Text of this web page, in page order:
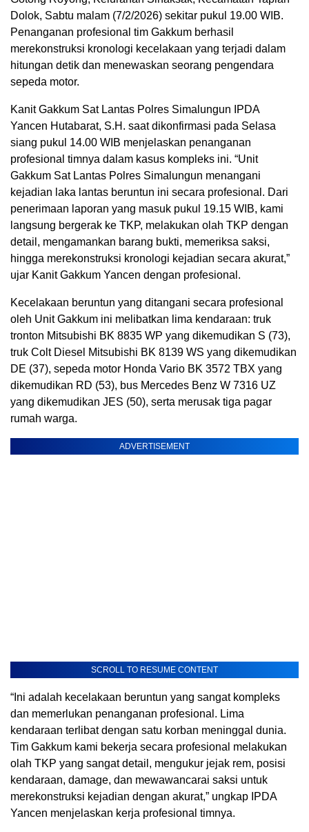
Dolok, Sabtu malam (7/2/2026) sekitar pukul 19.00 WIB.
Penanganan profesional tim Gakkum berhasil
merekonstruksi kronologi kecelakaan yang terjadi dalam
hitungan detik dan menewaskan seorang pengendara
sepeda motor.
Kanit Gakkum Sat Lantas Polres Simalungun IPDA
Yancen Hutabarat, S.H. saat dikonfirmasi pada Selasa
siang pukul 14.00 WIB menjelaskan penanganan
profesional timnya dalam kasus kompleks ini. “Unit
Gakkum Sat Lantas Polres Simalungun menangani
kejadian laka lantas beruntun ini secara profesional. Dari
penerimaan laporan yang masuk pukul 19.15 WIB, kami
langsung bergerak ke TKP, melakukan olah TKP dengan
detail, mengamankan barang bukti, memeriksa saksi,
hingga merekonstruksi kronologi kejadian secara akurat,”
ujar Kanit Gakkum Yancen dengan profesional.
Kecelakaan beruntun yang ditangani secara profesional
oleh Unit Gakkum ini melibatkan lima kendaraan: truk
tronton Mitsubishi BK 8835 WP yang dikemudikan S (73),
truk Colt Diesel Mitsubishi BK 8139 WS yang dikemudikan
DE (37), sepeda motor Honda Vario BK 3572 TBX yang
dikemudikan RD (53), bus Mercedes Benz W 7316 UZ
yang dikemudikan JES (50), serta merusak tiga pagar
rumah warga.
ADVERTISEMENT
SCROLL TO RESUME CONTENT
“Ini adalah kecelakaan beruntun yang sangat kompleks
dan memerlukan penanganan profesional. Lima
kendaraan terlibat dengan satu korban meninggal dunia.
Tim Gakkum kami bekerja secara profesional melakukan
olah TKP yang sangat detail, mengukur jejak rem, posisi
kendaraan, damage, dan mewawancarai saksi untuk
merekonstruksi kejadian dengan akurat,” ungkap IPDA
Yancen menjelaskan kerja profesional timnya.